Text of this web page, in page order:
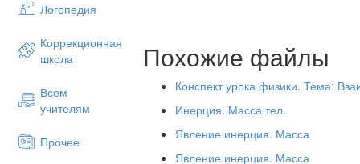
Логопедия
Коррекционная
школа
Всем
учителям
Прочее
Телевизору, голосу рации,
Вентилятору на столе.
Самолёты летят сквозь тучи,
Ходят по морю корабли.
Как до этих вещей могучих
Похожие файлы
Конспект урока физики. Тема:
Инерция. Масса тел.
Явление инерция. Масса
Явление инерция. Масса